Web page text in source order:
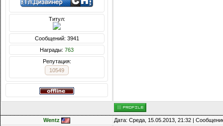
Титул:
Сообщений: 3941
Награды: 763
Репутация:
10549
Wentz Дата: Среда, 15.05.2013, 21:32 |